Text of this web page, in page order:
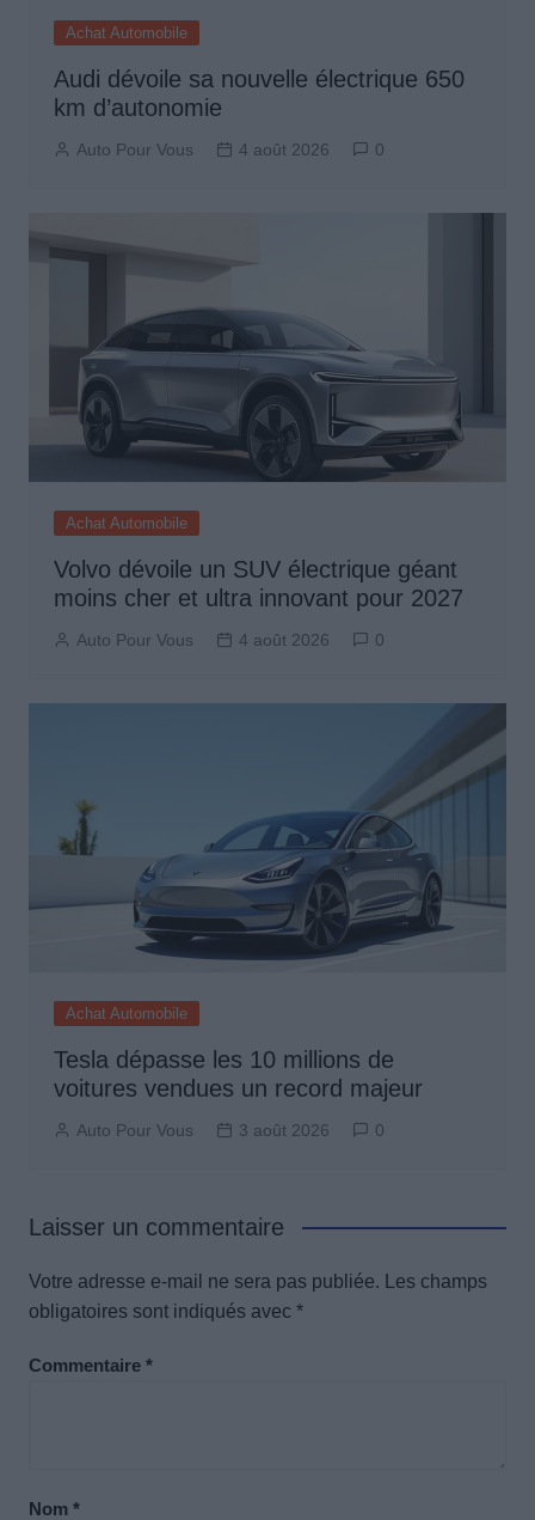
Achat Automobile
Audi dévoile sa nouvelle électrique 650
km d’autonomie
Auto Pour Vous 4 août 2026 0
Achat Automobile
Volvo dévoile un SUV électrique géant
moins cher et ultra innovant pour 2027
Auto Pour Vous 4 août 2026 0
Achat Automobile
Tesla dépasse les 10 millions de
voitures vendues un record majeur
Auto Pour Vous 3 août 2026 0
Laisser un commentaire
Votre adresse e-mail ne sera pas publiée.
Les champs
obligatoires sont indiqués avec *
Commentaire *
Nom *